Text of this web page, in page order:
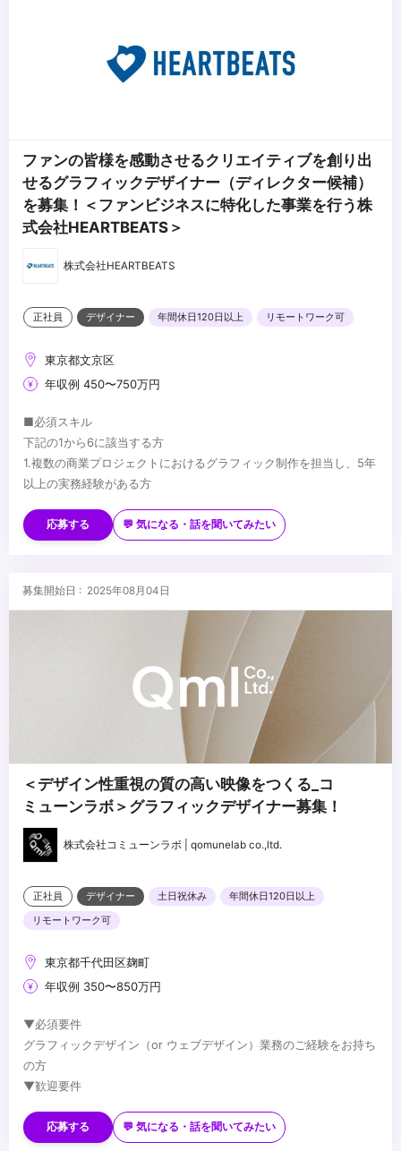
ファンの皆様を感動させるクリエイティブを創り出
せるグラフィックデザイナー（ディレクター候補）
を募集！＜ファンビジネスに特化した事業を行う株
式会社HEARTBEATS＞
株式会社HEARTBEATS
正社員 デザイナー 年間休日120日以上 リモートワーク可
東京都文京区
年収例 450〜750万円
■必須スキル
下記の1から6に該当する方
1.複数の商業プロジェクトにおけるグラフィック制作を担当し、5年
以上の実務経験がある方
3.人物写真をメイン素材として、エフェクト・背景・テキスト配置
を組み合わせた複合合成デザインの経験がある方（トレーディング
があれば尚可）
4.自分の制作したクリエイティブについて、デザイン意図・技法・
改善点を論理的に説明できる方
5.ディレクション経験のある方
6.複数名のマネジメント経験のある方
※応募時ポートフォリオ提出必須
囲、制作期間をご記入ください）
■歓迎スキル
・ゲームやアニメ等のグラフィックの制作経験
・広告制作・グラフィックプロダクションでの人物を使用した販促
・AfterEffectsでの制作経験
・自分の制作物へのこだわりと誇りがある方
・常に新しい表現を学習し、吸収する能力がある方
・人を楽しませることへの情熱と愛情がある方
れる方
・社内外の多数のステークホルダーを調整し、プロジェクトを推進
できる粘り強い方
・フィードバックを受け入れ、コンテンツホルダーとそのファンの
・フィードバックに対して、自分なりの改善策を提示できる方
・社内の他職種も含めたメンバーと、日本語で円滑にコミュニケー
応募する 💬 気になる・話を聞いてみたい
募集開始日 : 2025年08月04日
＜デザイン性重視の質の高い映像をつくる_コ
ミューンラボ＞グラフィックデザイナー募集！
株式会社コミューンラボ | qomunelab co.,ltd.
正社員 デザイナー 土日祝休み
年間休日120日以上
リモートワーク可
東京都千代田区麹町
年収例 350〜850万円
▼必須要件
グラフィックデザイン（or ウェブデザイン）業務のご経験をお持ち
の方
▼歓迎要件
・製品やサービスに対して情熱を持ち、革新を追求する方
・チームと共に、積極的にアイデアを形にしていける方
応募する 💬 気になる・話を聞いてみたい